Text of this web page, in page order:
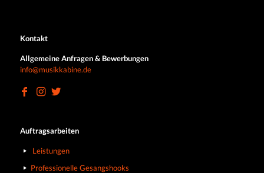
Kontakt
Allgemeine Anfragen & Bewerbungen
info@musikkabine.de
Auftragsarbeiten
Leistungen
Professionelle Gesangshooks